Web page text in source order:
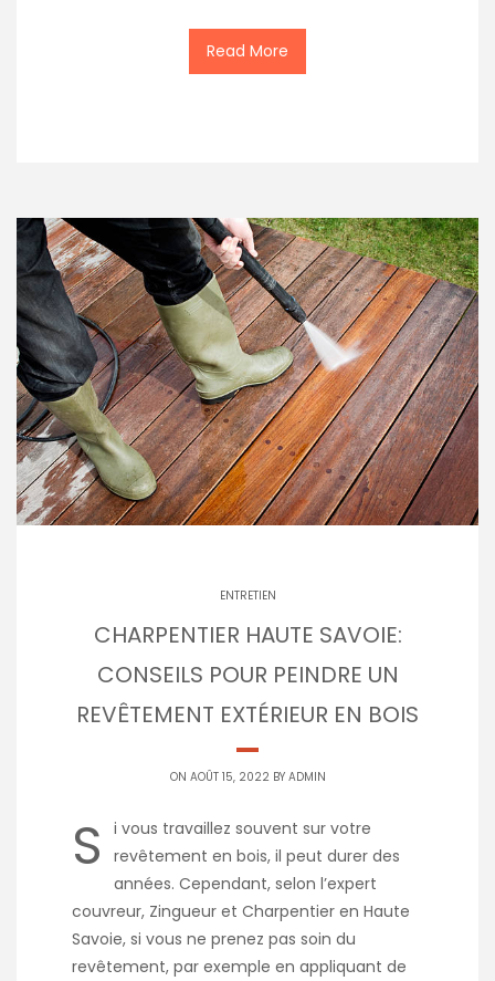
Read More
ENTRETIEN
CHARPENTIER HAUTE SAVOIE:
CONSEILS POUR PEINDRE UN
REVÊTEMENT EXTÉRIEUR EN BOIS
ON AOÛT 15, 2022 BY ADMIN
S
i vous travaillez souvent sur votre
revêtement en bois, il peut durer des
années. Cependant, selon l’expert
couvreur, Zingueur et Charpentier en Haute
Savoie, si vous ne prenez pas soin du
revêtement, par exemple en appliquant de